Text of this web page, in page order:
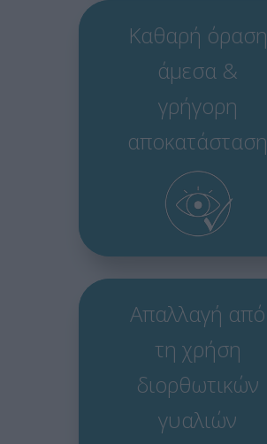
Καθαρή όραση
άμεσα &
γρήγορη
αποκατάσταση
Απαλλαγή από
τη χρήση
διορθωτικών
γυαλιών